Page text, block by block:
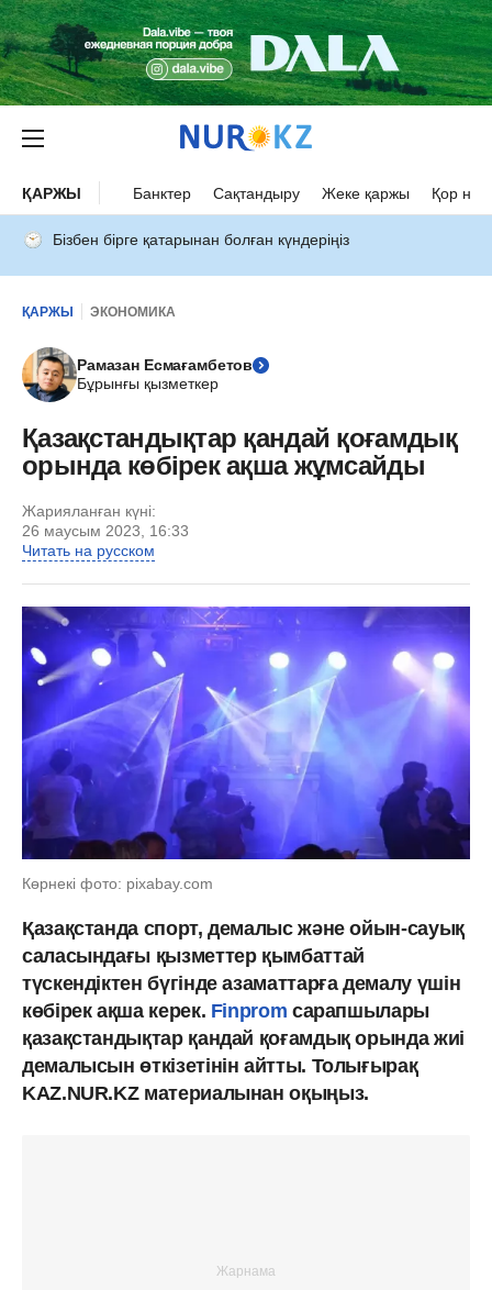
ҚАРЖЫ Банктер Сақтандыру Жеке қаржы Қор
Бізбен бірге қатарынан болған күндеріңіз
ҚАРЖЫ ЭКОНОМИКА
Рамазан Есмағамбетов
Бұрынғы қызметкер
Қазақстандықтар қандай қоғамдық
орында көбірек ақша жұмсайды
Жарияланған күні:
26 маусым 2023, 16:33
Читать на русском
Көрнекі фото: pixabay.com
Қазақстанда спорт, демалыс және ойын-сауық
саласындағы қызметтер қымбаттай
түскендіктен бүгінде азаматтарға демалу үшін
көбірек ақша керек. Finprom сарапшылары
қазақстандықтар қандай қоғамдық орында жиі
демалысын өткізетінін айтты. Толығырақ
KAZ.NUR.KZ материалынан оқыңыз.